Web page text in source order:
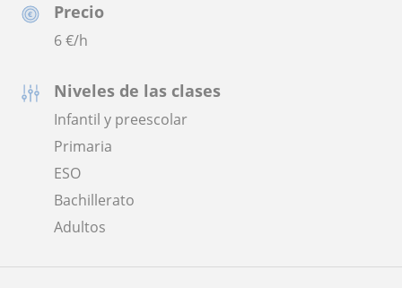
Precio
6€/h
Niveles de las clases
Infantil y preescolar
Primaria
ESO
Bachillerato
Adultos